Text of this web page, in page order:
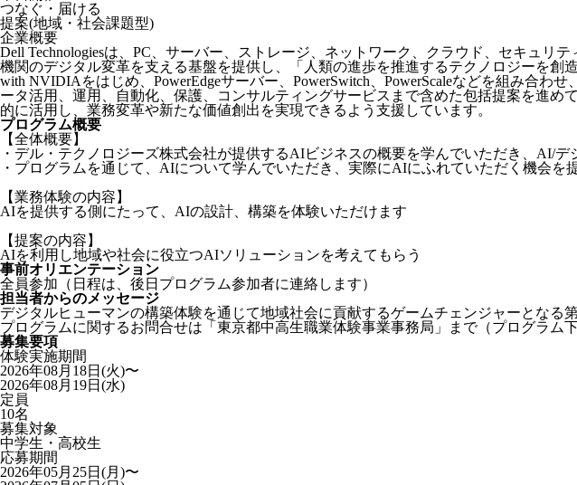
つなぐ・届ける
提案(地域・社会課題型)
企業概要
Dell Technologiesは、PC、サーバー、ストレージ、ネットワーク、クラウド、セキュ
機関のデジタル変革を支える基盤を提供し、「人類の進歩を推進するテクノロジーを
with NVIDIAをはじめ、PowerEdgeサーバー、PowerSwitch、PowerScaleなどを組み合
ータ活用、運用、自動化、保護、コンサルティングサービスまで含めた包括提案を進
的に活用し、業務変革や新たな価値創出を実現できるよう支援しています。
プログラム概要
【全体概要】
・デル・テクノロジーズ株式会社が提供するAIビジネスの概要を学んでいただき、AI/デ
・プログラムを通じて、AIについて学んでいただき、実際にAIにふれていただく機会を
【業務体験の内容】
AIを提供する側にたって、AIの設計、構築を体験いただけます
【提案の内容】
AIを利用し地域や社会に役立つAIソリューションを考えてもらう
事前オリエンテーション
全員参加（日程は、後日プログラム参加者に連絡します）
担当者からのメッセージ
デジタルヒューマンの構築体験を通じて地域社会に貢献するゲームチェンジャーとなる
プログラムに関するお問合せは「東京都中高生職業体験事業事務局」まで（プログラム下
募集要項
体験実施期間
2026年08月18日(火)〜
2026年08月19日(水)
定員
10名
募集対象
中学生・高校生
応募期間
2026年05月25日(月)〜